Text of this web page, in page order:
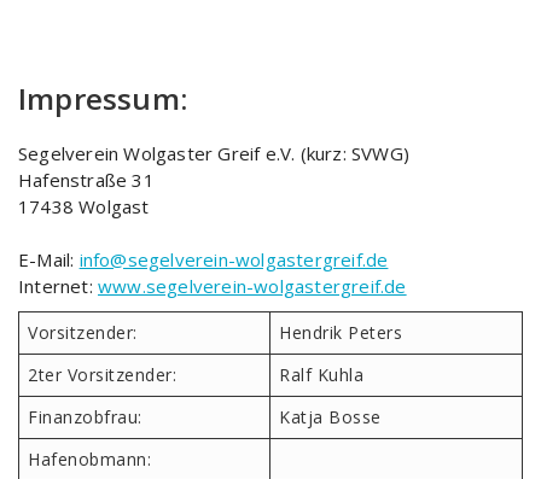
Impressum:
Segelverein Wolgaster Greif e.V. (kurz: SVWG)
Hafenstraße 31
17438 Wolgast
E-Mail: info@segelverein-wolgastergreif.de
Internet: www.segelverein-wolgastergreif.de
Vorsitzender:
Hendrik Peters
2ter Vorsitzender:
Ralf Kuhla
Finanzobfrau:
Katja Bosse
Hafenobmann: